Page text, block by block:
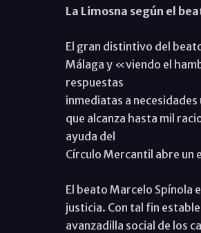
La Limosna según el
El gran distintivo del
Málaga y «viendo el
respuestas
inmediatas a
que alcanza hasta mil
ayuda del
Círculo Mercantil abre
El beato Marcelo Spínola
justicia. Con tal fin
avanzadilla social de los